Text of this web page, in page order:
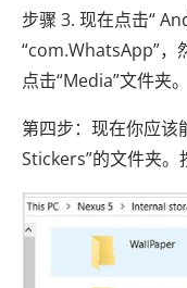
步骤 3. 现在点击“
“com.WhatsApp”，
点击“Media”文件夹。
第四步：现在你应该
Stickers”的文件夹。